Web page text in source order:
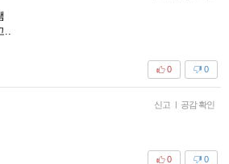
0
0
신고 | 공감 확인
0
0